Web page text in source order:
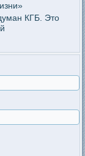
КГБ. Это